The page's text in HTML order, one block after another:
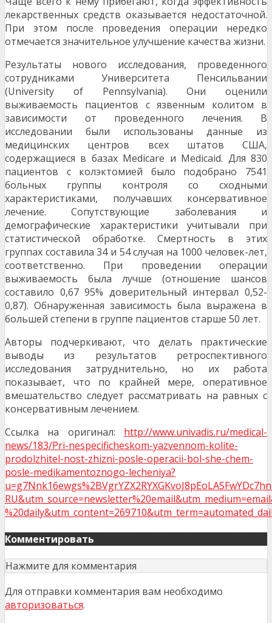
лекарственных средств оказывается недостаточной.
При этом после проведения операции нередко
отмечается значительное улучшение качества жизни.
Результаты нового исследования, проведенного
сотрудниками Университета Пенсильвании
(University of Pennsylvania). Они оценили
выживаемость пациентов с язвенным колитом в
зависимости от проведенного лечения. В
исследовании были использованы данные из
медицинских центров всех штатов США,
содержащиеся в базах Medicare и Medicaid. Для 830
пациентов с колэктомией было подобрано 7541
больных группы контроля со сходными
характеристиками, получавших консервативное
лечение. Сопутствующие заболевания и
демографические характеристики учитывали при
статистической обработке. Смертность в этих
группах составила 34 и 54 случая на 1000 человек-лет,
соответственно. При проведении операции
выживаемость была лучше (отношение шансов
составило 0,67 95% доверительный интервал 0,52-
0,87). Обнаруженная зависимость была выражена в
большей степени в группе пациентов старше 50 лет.
Авторы подчеркивают, что делать практические
выводы из результатов ретроспективного
исследования затруднительно, но их работа
показывает, что по крайней мере, оперативное
вмешательство следует рассматривать на равных с
консервативным лечением.
Ссылка на оригинал: http://www.univadis.ru/medical-
news/183/Pri-nespecificheskom-yazvennom-kolite-
prodolzhitel-nost-zhizni-posle-operacii-bol-she-chem-
posle-medikamentoznogo-lecheniya?
Комментировать
Нажмите для комментария
Для отправки комментария вам необходимо
авторизоваться.